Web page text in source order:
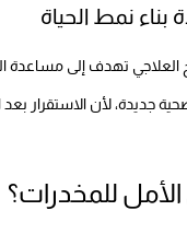
بناء نمط الحياة
العلاجي تهدف إلى
جديدة، لأن الاستقرار
للمخدرات؟